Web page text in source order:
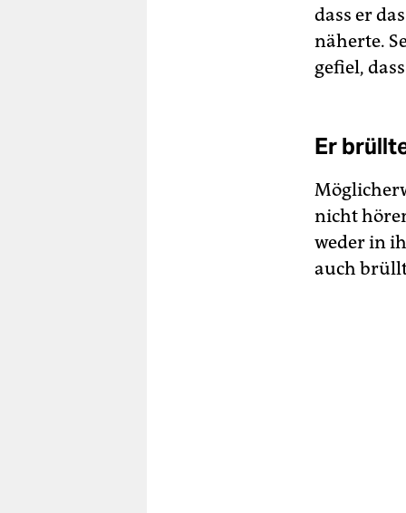
dass er
näherte.
gefiel,
Er
nicht
weder in
auch